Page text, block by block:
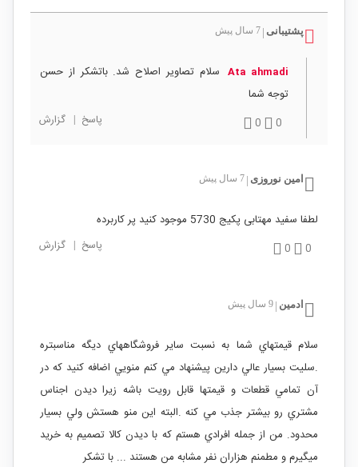
پشتیبانی | 7 سال پیش
Ata ahmadi سلام تصاویر اصلاح شد. باتشکر از حسن
توجه شما
0
0 پاسخ | گزارش
امین نوروزی | 7 سال پیش
لطفا سفید مهتابی پکیج 5730 موجود کنید پر کاربرده
0
0 پاسخ | گزارش
ادمین | 9 سال پیش
سلام قيمتهاي شما به نسبت ساير فروشگاههاي ديگه مناسبتره
.سليت بسيار عالي دارين پيشنهاد مي كنم منويي اضافه كنيد كه در
آن تمامي قطعات و قيمتها قابل رويت باشه زيرا ديدن اجناس
مشتري رو بيشتر جذب مي كنه .البته اين منو هستش ولي بسيار
محدود. من از جمله افرادي هستم كه با ديدن كالا تصميم به خريد
ميگيرم و مطمنم هزاران نفر مشابه من هستند ... با تشكر